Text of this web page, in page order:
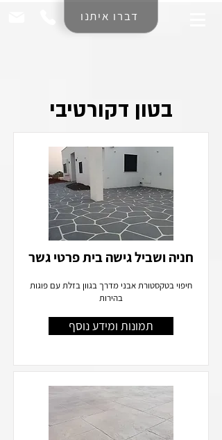
דברו איתנו
בטון דקורטיבי
חניה ושביל גישה בית פרטי גשר
חיפוי בטקסטורת אבני מדרך בגוון בזלת עם פוגות
בהירות
תמונות ומידע נוסף